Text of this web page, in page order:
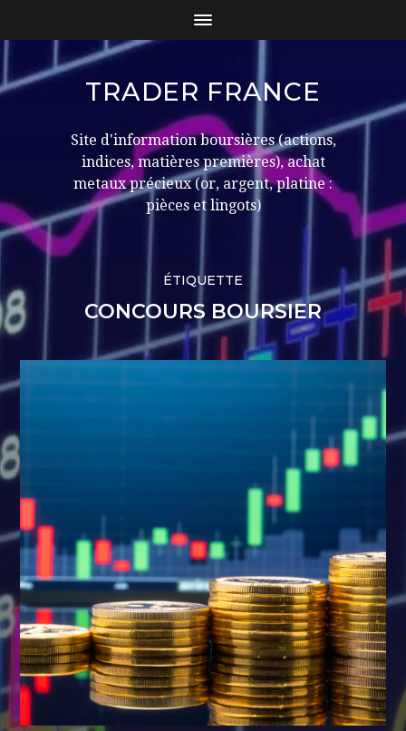
TRADER FRANCE
Site d'information boursières (actions,
indices, matières premières), achat
metaux précieux (or, argent, platine :
pièces et lingots)
ÉTIQUETTE
CONCOURS BOURSIER